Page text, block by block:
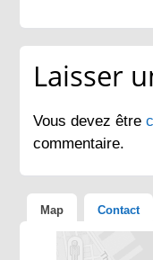
Laisser
Vous devez être
commentaire.
Map Contact